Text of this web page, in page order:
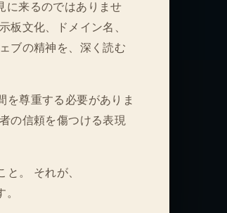
に来るのではありませ
板文化、ドメイン名、
ブの精神を、深く読む
を尊重する必要がありま
の信頼を傷つける表現
。 それが、